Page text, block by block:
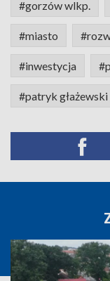
#gorzów wlkp.
#miasto
#inwestycja
#patryk głażewski